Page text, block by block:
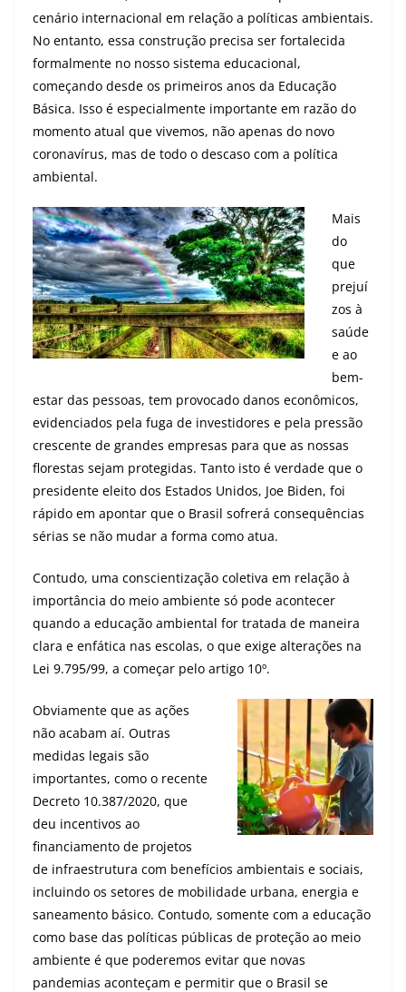
cenário internacional em relação a políticas ambientais.
No entanto, essa construção precisa ser fortalecida
formalmente no nosso sistema educacional,
começando desde os primeiros anos da Educação
Básica. Isso é especialmente importante em razão do
momento atual que vivemos, não apenas do novo
coronavírus, mas de todo o descaso com a política
ambiental.
Mais
do
que
prejuí
zos à
saúde
e ao
bem-
estar das pessoas, tem provocado danos econômicos,
evidenciados pela fuga de investidores e pela pressão
crescente de grandes empresas para que as nossas
florestas sejam protegidas. Tanto isto é verdade que o
presidente eleito dos Estados Unidos, Joe Biden, foi
rápido em apontar que o Brasil sofrerá consequências
sérias se não mudar a forma como atua.
Contudo, uma conscientização coletiva em relação à
importância do meio ambiente só pode acontecer
quando a educação ambiental for tratada de maneira
clara e enfática nas escolas, o que exige alterações na
Lei 9.795/99, a começar pelo artigo 10º.
Obviamente que as ações
não acabam aí. Outras
medidas legais são
importantes, como o recente
Decreto 10.387/2020, que
deu incentivos ao
financiamento de projetos
de infraestrutura com benefícios ambientais e sociais,
incluindo os setores de mobilidade urbana, energia e
saneamento básico. Contudo, somente com a educação
como base das políticas públicas de proteção ao meio
ambiente é que poderemos evitar que novas
pandemias aconteçam e permitir que o Brasil se